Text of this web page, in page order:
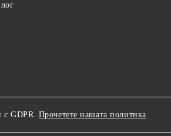
с GDPR. Прочетете нашата политика